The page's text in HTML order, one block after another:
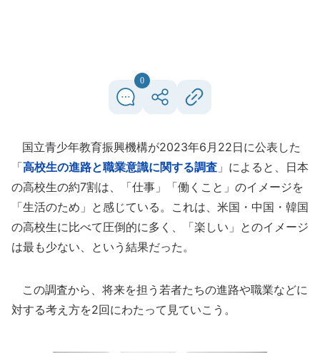
0
国立青少年教育振興機構が2023年6月22日に公表した
「高校生の進路と職業意識に関する調査 」によると、日本
の高校生の約7割は、「仕事」「働くこと」のイメージを
「生活のため」と感じている。これは、米国・中国・韓国
の高校生に比べて圧倒的に多く、「楽しい」とのイメージ
は最も少ない、という結果だった。
この調査から、将来を担う若者たちの進路や職業などに
対する考え方を2回にわたって見ていこう。